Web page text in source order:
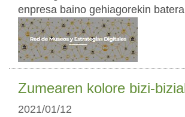
enpresa baino gehiagorekin batera
Zumearen kolore bizi-
2021/01/12